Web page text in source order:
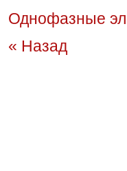
Однофазные
« Назад